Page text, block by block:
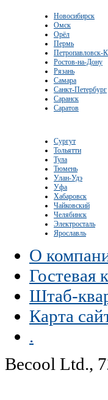
Новосибирск
Омск
Орёл
Пермь
Петропавловск-
Ростов-на-Дону
Рязань
Самара
Санкт-Петербург
Саранск
Саратов
Сургут
Тольятти
Тула
Тюмень
Улан-Удэ
Уфа
Хабаровск
Чайковский
Челябинск
Электросталь
Ярославль
О
Гостевая
Штаб-
Карта
.
Becool Ltd.,